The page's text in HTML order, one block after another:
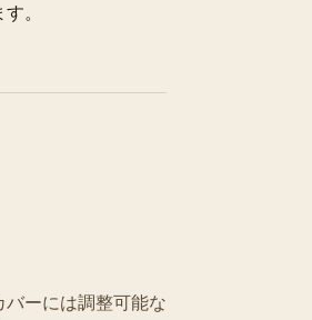
。
ーには調整可能な